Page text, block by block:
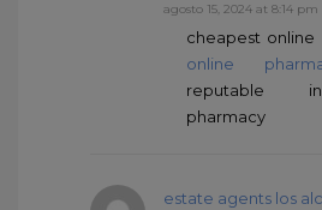
agosto 15, 2024 at 8:14 pm
cheapest online
online
reputable
pharmacy
estate agents los